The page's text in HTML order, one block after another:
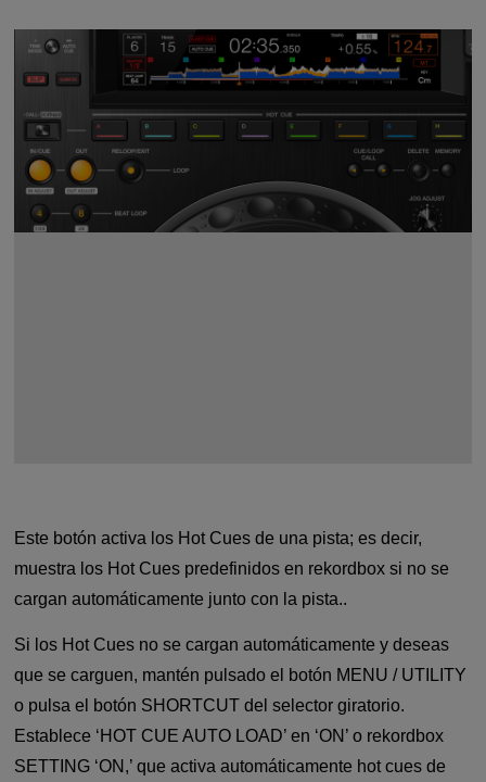
Este botón activa los Hot Cues de una pista; es decir,
muestra los Hot Cues predefinidos en rekordbox si no se
cargan automáticamente junto con la pista..
Si los Hot Cues no se cargan automáticamente y deseas
que se carguen, mantén pulsado el botón MENU / UTILITY
o pulsa el botón SHORTCUT del selector giratorio.
Establece ‘HOT CUE AUTO LOAD’ en ‘ON’ o rekordbox
SETTING ‘ON,’ que activa automáticamente hot cues de